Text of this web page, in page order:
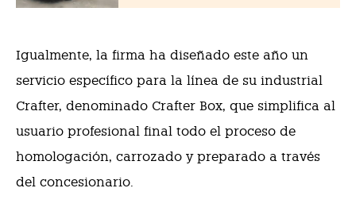
Igualmente, la firma ha diseñado este año un
servicio específico para la línea de su industrial
Crafter, denominado Crafter Box, que simplifica al
usuario profesional final todo el proceso de
homologación, carrozado y preparado a través
del concesionario.